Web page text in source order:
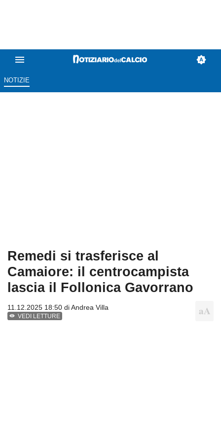
NOTIZIE
Remedi si trasferisce al
Camaiore: il centrocampista
lascia il Follonica Gavorrano
11.12.2025 18:50 diAndrea Villa
VEDI LETTURE